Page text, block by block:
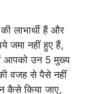
लाभार्थी हैं और
नहीं हुए हैं,
आपको उन 5 मुख्य
वजह से पैसे नहीं
कैसे किया जाए,